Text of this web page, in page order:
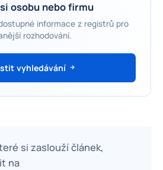
osobu nebo firmu
informace z registrů pro
rozhodování.
vyhledávání
si zaslouží článek,
na